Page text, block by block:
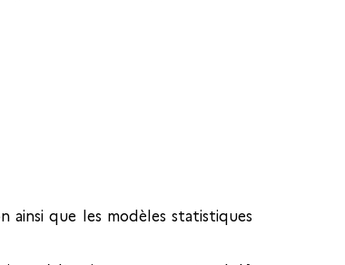
que les modèles statistiques